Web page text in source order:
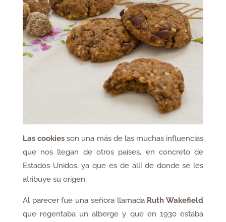
Las cookiesson una más de las muchas influencias
que nos llegan de otros países, en concreto de
Estados Unidos, ya que es de allí de donde se les
atribuye su origen.
Al parecer fue una señora llamada Ruth Wakefield
que regentaba un alberge y que en 1930 estaba